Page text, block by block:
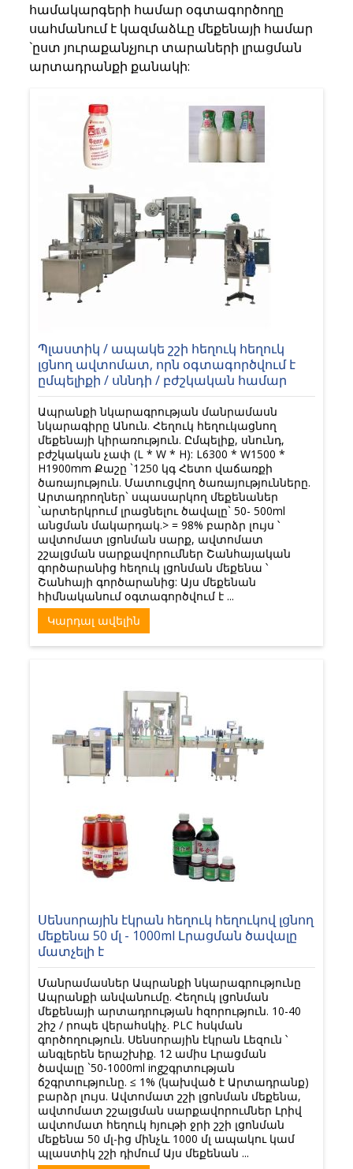
համակարգերի համար օգտագործողը
սահմանում է կազմաձևը մեքենայի համար
`ըստ յուրաքանչյուր տարաների լրացման
արտադրանքի քանակի:
Պլաստիկ / ապակե շշի հեղուկ հեղուկ
լցնող ավտոմատ, որն օգտագործվում է
ըմպելիքի / սննդի / բժշկական համար
Ապրանքի նկարագրության մանրամասն
նկարագիրը Անուն. Հեղուկ հեղուկացնող
մեքենայի կիրառություն. Ըմպելիք, սնունդ,
բժշկական չափ (L * W * H): L6300 * W1500 *
H1900mm Քաշը `1250 կգ Հետո վաճառքի
ծառայություն. Մատուցվող ծառայությունները.
Արտադրողներ` սպասարկող մեքենաներ
`արտերկրում լրացնելու ծավալը` 50- 500ml
անցման մակարդակ.> = 98% բարձր լույս ՝
ավտոմատ լցոնման սարք, ավտոմատ
շշալցման սարքավորումներ Շանհայական
գործարանից հեղուկ լցոնման մեքենա ՝
Շանհայի գործարանից: Այս մեքենան
հիմնականում օգտագործվում է ...
Կարդալ ավելին
Սենսորային էկրան հեղուկ հեղուկով լցնող
մեքենա 50 մլ - 1000ml Լրացման ծավալը
մատչելի է
Մանրամասներ Ապրանքի նկարագրությունը
Ապրանքի անվանումը. Հեղուկ լցոնման
մեքենայի արտադրության հզորություն. 10-40
շիշ / րոպե վերահսկիչ. PLC հսկման
գործողություն. Սենսորային էկրան Լեզուն ՝
անգլերեն երաշխիք. 12 ամիս Լրացման
ծավալը `50-1000ml ingշգրտության
ճշգրտությունը. ≤ 1% (կախված է Արտադրանք)
բարձր լույս. Ավտոմատ շշի լցոնման մեքենա,
ավտոմատ շշալցման սարքավորումներ Լրիվ
ավտոմատ հեղուկ հյութի ջրի շշի լցոնման
մեքենա 50 մլ-ից մինչև 1000 մլ ապակու կամ
պլաստիկ շշի դիմում Այս մեքենան ...